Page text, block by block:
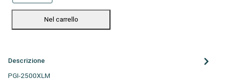
Nel carrello
Descrizione
PGI-2500XLM